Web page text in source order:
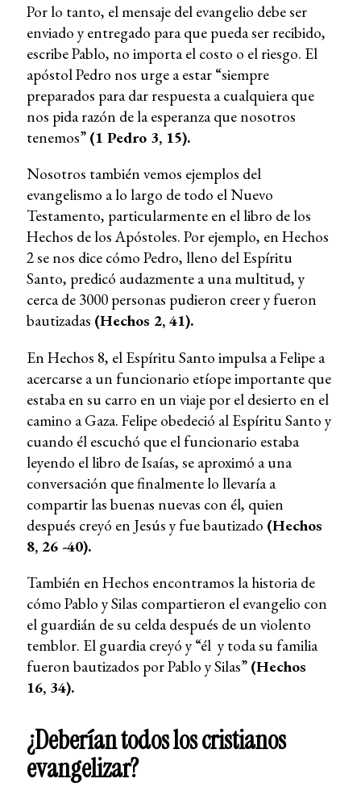
Por lo tanto, el mensaje del evangelio debe ser
enviado y entregado para que pueda ser recibido,
escribe Pablo, no importa el costo o el riesgo. El
apóstol Pedro nos urge a estar “siempre
preparados para dar respuesta a cualquiera que
nos pida razón de la esperanza que nosotros
tenemos” (1 Pedro 3, 15).
Nosotros también vemos ejemplos del
evangelismo a lo largo de todo el Nuevo
Testamento, particularmente en el libro de los
Hechos de los Apóstoles. Por ejemplo, en Hechos
2 se nos dice cómo Pedro, lleno del Espíritu
Santo, predicó audazmente a una multitud, y
cerca de 3000 personas pudieron creer y fueron
bautizadas (Hechos 2, 41).
En Hechos 8, el Espíritu Santo impulsa a Felipe a
acercarse a un funcionario etíope importante que
estaba en su carro en un viaje por el desierto en el
camino a Gaza. Felipe obedeció al Espíritu Santo y
cuando él escuchó que el funcionario estaba
leyendo el libro de Isaías, se aproximó a una
conversación que finalmente lo llevaría a
compartir las buenas nuevas con él, quien
después creyó en Jesús y fue bautizado (Hechos
8, 26 -40).
También en Hechos encontramos la historia de
cómo Pablo y Silas compartieron el evangelio con
el guardián de su celda después de un violento
temblor. El guardia creyó y “él y toda su familia
fueron bautizados por Pablo y Silas” (Hechos
16, 34).
¿Deberían todos los cristianos
evangelizar?